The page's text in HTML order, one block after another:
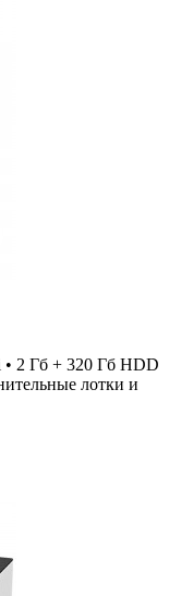
2 Гб + 320 Гб HDD
лотки и